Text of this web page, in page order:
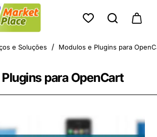
para OpenCart
e Soluções Modulos e Plugins para